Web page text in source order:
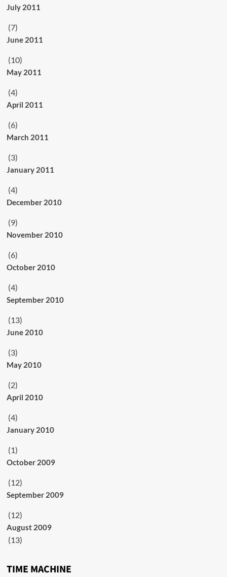
July 2011
(7)
June 2011
(10)
May 2011
(4)
April 2011
(6)
March 2011
(3)
January 2011
(4)
December 2010
(9)
November 2010
(6)
October 2010
(4)
September 2010
(13)
June 2010
(3)
May 2010
(2)
April 2010
(4)
January 2010
(1)
October 2009
(12)
September 2009
(12)
August 2009
(13)
TIME MACHINE